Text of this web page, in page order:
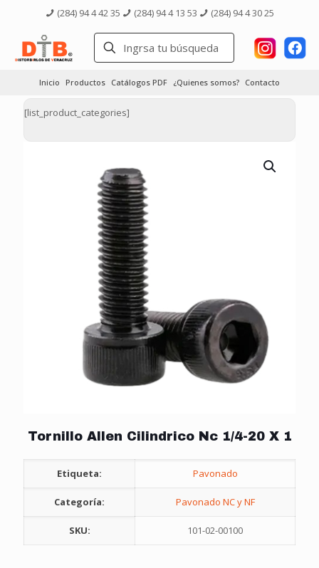
(284) 94 4 42 35 (284) 94 4 13 53 (284) 94 4 30 25
Inicio Productos Catálogos PDF ¿Quienes somos? Contacto
[list_product_categories]
Tornillo Allen Cilindrico Nc 1/4-20 X 1
Etiqueta: Pavonado
Categoría: Pavonado NC y NF
SKU: 101-02-00100